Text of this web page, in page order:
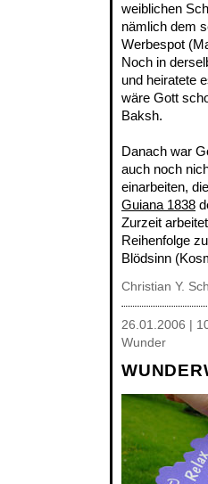
weiblichen
nämlich dem
Werbespot
Noch in
und heiratete
wäre Gott
Baksh.
Danach war
auch noch
einarbeiten,
Guiana 1838
Zurzeit
Reihenfolge
Blödsinn
Christian Y.
26.01.2006 |
Wunder